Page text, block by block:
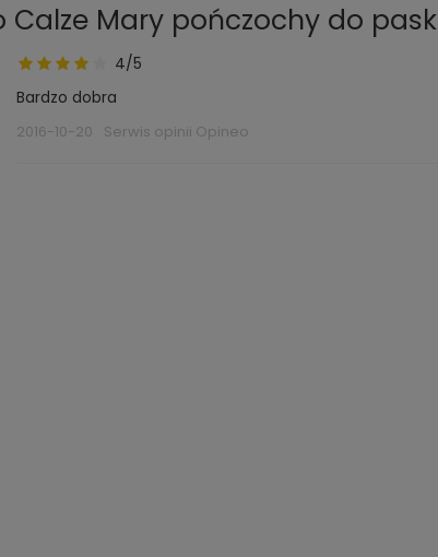
Calze Mary pończochy do
4/5
Bardzo dobra
2016-10-20 Serwis opinii Opineo